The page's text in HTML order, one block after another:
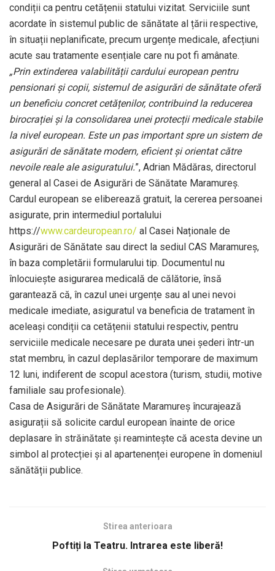
condiții ca pentru cetățenii statului vizitat. Serviciile sunt
acordate în sistemul public de sănătate al țării respective,
în situații neplanificate, precum urgențe medicale, afecțiuni
acute sau tratamente esențiale care nu pot fi amânate.
„Prin extinderea valabilității cardului european pentru
pensionari și copii, sistemul de asigurări de sănătate oferă
un beneficiu concret cetățenilor, contribuind la reducerea
birocrației și la consolidarea unei protecții medicale stabile
la nivel european. Este un pas important spre un sistem de
asigurări de sănătate modern, eficient și orientat către
nevoile reale ale asiguratului.”, Adrian Mădăras, directorul
general al Casei de Asigurări de Sănătate Maramureș.
Cardul european se eliberează gratuit, la cererea persoanei
asigurate, prin intermediul portalului
https://www.cardeuropean.ro/ al Casei Naționale de
Asigurări de Sănătate sau direct la sediul CAS Maramureș,
în baza completării formularului tip. Documentul nu
înlocuiește asigurarea medicală de călătorie, însă
garantează că, în cazul unei urgențe sau al unei nevoi
medicale imediate, asiguratul va beneficia de tratament în
aceleași condiții ca cetățenii statului respectiv, pentru
serviciile medicale necesare pe durata unei șederi într-un
stat membru, în cazul deplasărilor temporare de maximum
12 luni, indiferent de scopul acestora (turism, studii, motive
familiale sau profesionale).
Casa de Asigurări de Sănătate Maramureș încurajează
asigurații să solicite cardul european înainte de orice
deplasare în străinătate și reamintește că acesta devine un
simbol al protecției și al apartenenței europene în domeniul
sănătății publice.
Stirea anterioara
Poftiți la Teatru. Intrarea este liberă!